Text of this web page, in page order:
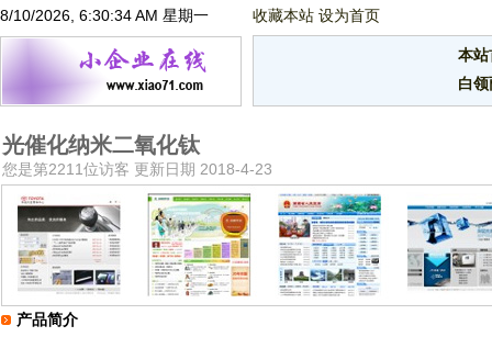
8/10/2026, 6:30:34 AM 星期一 收藏本站 设为首页
本站
白
光催化纳米二氧化钛
您是第2211位访客 更新日期 2018-4-23
产品简介